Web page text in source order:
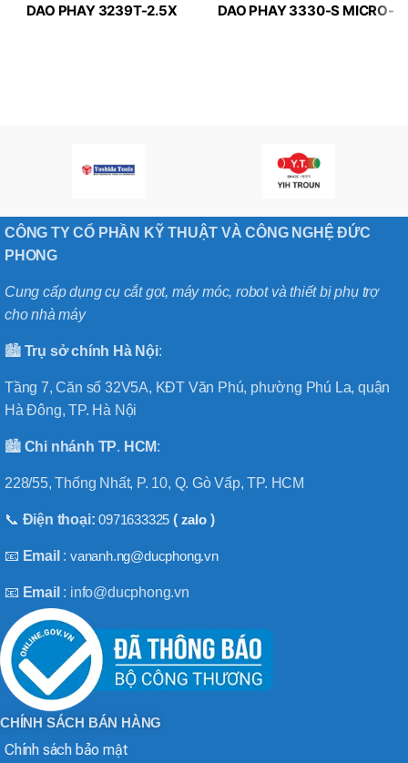
DAO PHAY 3239T-2.5X
DAO PHAY 3330-S MICRO-
CÔNG TY CỔ PHẦN KỸ THUẬT VÀ CÔNG NGHỆ ĐỨC
PHONG
Cung cấp dụng cụ cắt gọt, máy móc, robot và thiết bị phụ trợ
cho nhà máy
🏙️ Trụ sở chính Hà Nội:
Tầng 7, Căn số 32V5A, KĐT Văn Phú, phường Phú La, quận
Hà Đông, TP. Hà Nội
🏙️ Chi nhánh TP. HCM:
228/55, Thống Nhất, P. 10, Q. Gò Vấp, TP. HCM
📞 Điện thoại:0971633325 ( zalo)
📧 Email :vananh.ng@ducphong.vn
📧 Email : info@ducphong.vn
CHÍNH SÁCH BÁN HÀNG
Chính sách bảo mật